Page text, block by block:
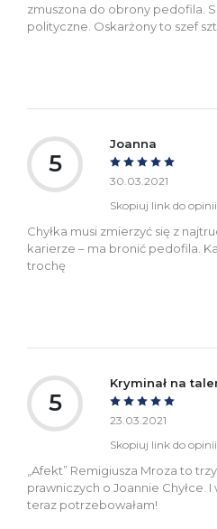
zmuszona do obrony pedofila.
polityczne. Oskarżony to szef
5
Joanna
30.03.2021
Skopiuj link do opinii
Chyłka musi zmierzyć się z
karierze – ma bronić pedofila.
trochę
5
Kryminał na
23.03.2021
Skopiuj link do opinii
„Afekt” Remigiusza Mroza to
prawniczych o Joannie Chyłce.
teraz potrzebowałam!